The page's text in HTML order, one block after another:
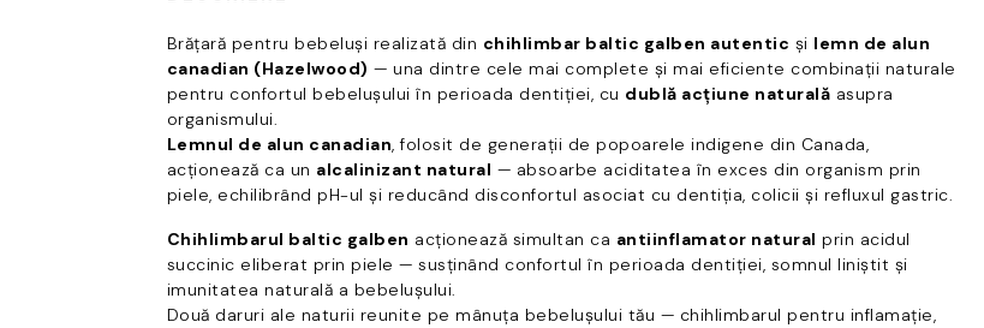
Brățară pentru bebeluși realizată din chihlimbar baltic galben autentic și lemn de alun
canadian (Hazelwood) — una dintre cele mai complete și mai eficiente combinații naturale
pentru confortul bebelușului în perioada dentiției, cu dublă acțiune naturală asupra
organismului.
Lemnul de alun canadian, folosit de generații de popoarele indigene din Canada,
acționează ca un alcalinizant natural — absoarbe aciditatea în exces din organism prin
piele, echilibrând pH-ul și reducând disconfortul asociat cu dentiția, colicii și refluxul gastric.
Chihlimbarul baltic galben acționează simultan ca antiinflamator natural prin acidul
succinic eliberat prin piele — susținând confortul în perioada dentiției, somnul liniștit și
imunitatea naturală a bebelușului.
Două daruri ale naturii reunite pe mânuța bebelușului tău — chihlimbarul pentru inflamație,